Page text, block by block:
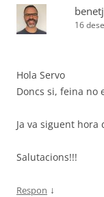
benetj
16
Hola Servo
Doncs si, feina no
Ja va siguent hora
Salutacions!!!
Respon ↓